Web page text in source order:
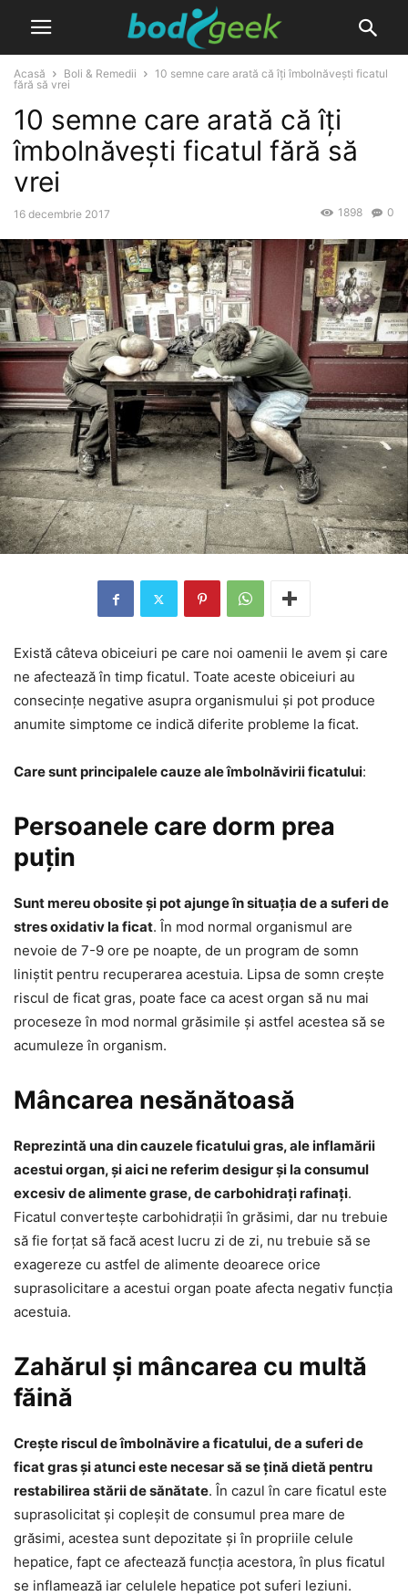
Acasă Boli & Remedii
10 semne care arată că îți îmbolnăvești ficatul
fără să vrei
10 semne care arată că îți
îmbolnăvești ficatul fără să
vrei
16 decembrie 2017 0
1898
Există câteva obiceiuri pe care noi oamenii le avem și care
ne afectează în timp ficatul. Toate aceste obiceiuri au
consecințe negative asupra organismului și pot produce
anumite simptome ce indică diferite probleme la ficat.
Care sunt principalele cauze ale îmbolnăvirii ficatului:
Persoanele care dorm prea
puțin
Sunt mereu obosite și pot ajunge în situația de a suferi de
stres oxidativ la ficat. În mod normal organismul are
nevoie de 7-9 ore pe noapte, de un program de somn
liniștit pentru recuperarea acestuia. Lipsa de somn crește
riscul de ficat gras, poate face ca acest organ să nu mai
proceseze în mod normal grăsimile și astfel acestea să se
acumuleze în organism.
Mâncarea nesănătoasă
Reprezintă una din cauzele ficatului gras, ale inflamării
acestui organ, și aici ne referim desigur și la consumul
excesiv de alimente grase, de carbohidrați rafinați.
Ficatul convertește carbohidrații în grăsimi, dar nu trebuie
să fie forțat să facă acest lucru zi de zi, nu trebuie să se
exagereze cu astfel de alimente deoarece orice
suprasolicitare a acestui organ poate afecta negativ funcția
acestuia.
Zahărul și mâncarea cu multă
făină
Crește riscul de îmbolnăvire a ficatului, de a suferi de
ficat gras și atunci este necesar să se țină dietă pentru
restabilirea stării de sănătate. În cazul în care ficatul este
suprasolicitat și copleșit de consumul prea mare de
grăsimi, acestea sunt depozitate și în propriile celule
hepatice, fapt ce afectează funcția acestora, în plus ficatul
se inflamează iar celulele hepatice pot suferi leziuni.